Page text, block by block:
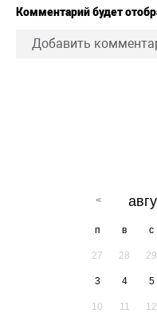
Комментарий будет
Добавить
п в с
27 28 29
3 4 5
10 11 12